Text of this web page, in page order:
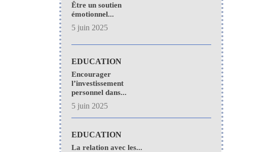
Être un soutien
émotionnel...
5 juin 2025
EDUCATION
Encourager
l’investissement
personnel dans...
5 juin 2025
EDUCATION
La relation avec les...